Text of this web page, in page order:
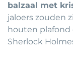
balzaal met
jaloers zouden
houten plafond
Sherlock